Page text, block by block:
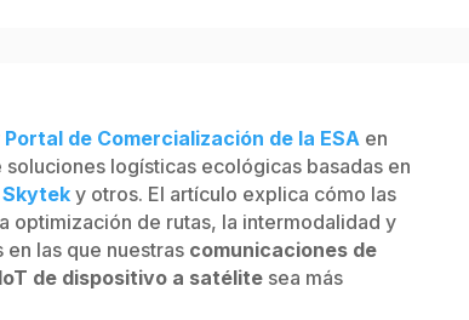
Portal de Comercialización de la ESA en
logísticas ecológicas basadas en
Skytek y otros. El artículo explica cómo las
optimización de rutas, la intermodalidad y
en las que nuestras comunicaciones de
de dispositivo a satélite sea más